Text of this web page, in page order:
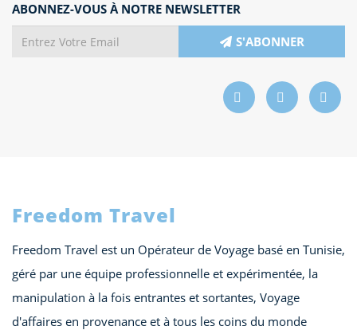
ABONNEZ-VOUS À NOTRE NEWSLETTER
S'ABONNER
Freedom Travel
Freedom Travel est un Opérateur de Voyage basé en Tunisie,
géré par une équipe professionnelle et expérimentée, la
manipulation à la fois entrantes et sortantes, Voyage
d'affaires en provenance et à tous les coins du monde